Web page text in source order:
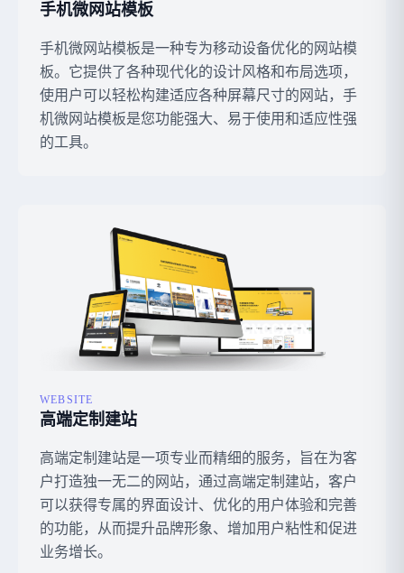
手机微网站模板
手机微网站模板是一种专为移动设备优化的网站模
板。它提供了各种现代化的设计风格和布局选项，
使用户可以轻松构建适应各种屏幕尺寸的网站，手
机微网站模板是您功能强大、易于使用和适应性强
的工具。
WEBSITE
高端定制建站
高端定制建站是一项专业而精细的服务，旨在为客
户打造独一无二的网站，通过高端定制建站，客户
可以获得专属的界面设计、优化的用户体验和完善
的功能，从而提升品牌形象、增加用户粘性和促进
业务增长。